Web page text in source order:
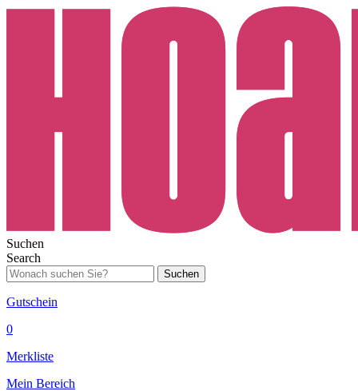
Suchen
Search
Suchen
Gutschein
0
Merkliste
Mein Bereich